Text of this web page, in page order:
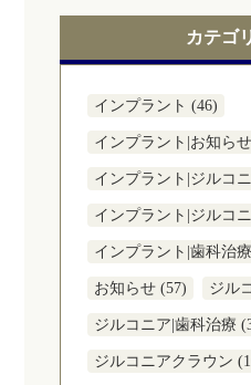
カテゴ
インプラント (46)
インプラント|お知ら
インプラント|ジルコ
インプラント|ジルコ
インプラント|歯科治
お知らせ (57) ジル
ジルコニア|歯科治療
ジルコニアクラウン